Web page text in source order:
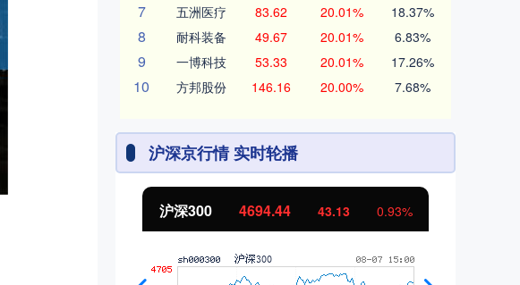
7 五洲医疗 83.62 20.01% 18.37%
8 耐科装备 49.67 20.01% 6.83%
9 一博科技 53.33 20.01% 17.26%
10 方邦股份 146.16 20.00% 7.68%
沪深京行情 实时轮播
北证50 1134.24 11.37 1.01%